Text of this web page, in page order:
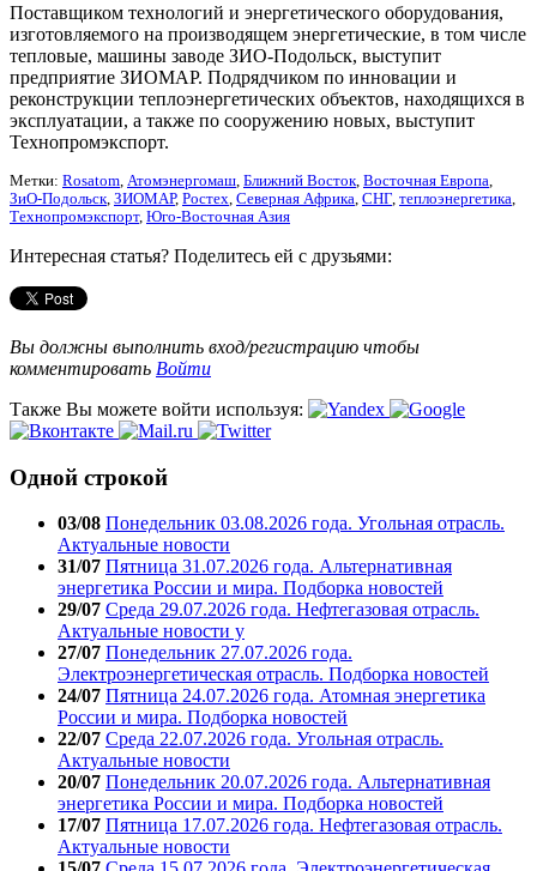
Поставщиком технологий и энергетического оборудования,
изготовляемого на производящем энергетические, в том числе
тепловые, машины заводе ЗИО-Подольск, выступит
предприятие ЗИОМАР. Подрядчиком по инновации и
реконструкции теплоэнергетических объектов, находящихся в
эксплуатации, а также по сооружению новых, выступит
Технопромэкспорт.
Метки: Rosatom, Атомэнергомаш, Ближний Восток, Восточная Европа,
ЗиО-Подольск, ЗИОМАР, Ростех, Северная Африка, СНГ, теплоэнергетика,
Технопромэкспорт, Юго-Восточная Азия
Интересная статья? Поделитесь ей с друзьями:
Вы должны выполнить вход/регистрацию чтобы
комментировать Войти
Также Вы можете войти используя:
Одной строкой
03/08 Понедельник 03.08.2026 года. Угольная отрасль.
Актуальные новости
31/07 Пятница 31.07.2026 года. Альтернативная
энергетика России и мира. Подборка новостей
29/07 Среда 29.07.2026 года. Нефтегазовая отрасль.
Актуальные новости у
27/07 Понедельник 27.07.2026 года.
Электроэнергетическая отрасль. Подборка новостей
24/07 Пятница 24.07.2026 года. Атомная энергетика
России и мира. Подборка новостей
22/07 Среда 22.07.2026 года. Угольная отрасль.
Актуальные новости
20/07 Понедельник 20.07.2026 года. Альтернативная
энергетика России и мира. Подборка новостей
17/07 Пятница 17.07.2026 года. Нефтегазовая отрасль.
Актуальные новости